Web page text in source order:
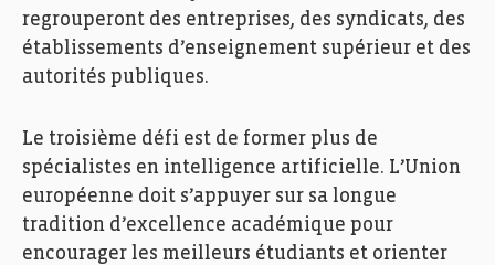
regrouperont des entreprises, des syndicats, des
établissements d’enseignement supérieur et des
autorités publiques.
Le troisième défi est de former plus de
spécialistes en intelligence artificielle. L’Union
européenne doit s’appuyer sur sa longue
tradition d’excellence académique pour
encourager les meilleurs étudiants et orienter